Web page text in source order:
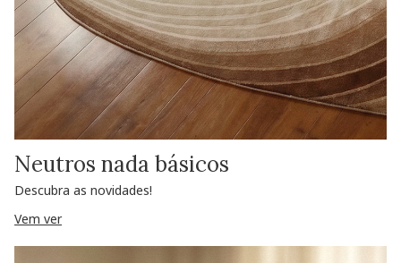
Neutros nada básicos
Descubra as novidades!
Vem ver